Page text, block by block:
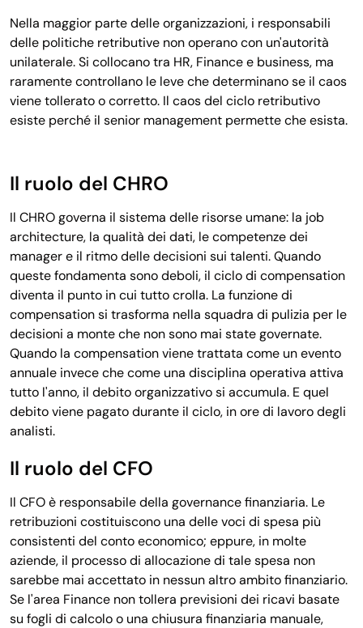
Nella maggior parte delle organizzazioni, i responsabili
delle politiche retributive non operano con un'autorità
unilaterale. Si collocano tra HR, Finance e business, ma
raramente controllano le leve che determinano se il caos
viene tollerato o corretto. Il caos del ciclo retributivo
esiste perché il senior management permette che esista.
Il ruolo del CHRO
Il CHRO governa il sistema delle risorse umane: la job
architecture, la qualità dei dati, le competenze dei
manager e il ritmo delle decisioni sui talenti. Quando
queste fondamenta sono deboli, il ciclo di compensation
diventa il punto in cui tutto crolla. La funzione di
compensation si trasforma nella squadra di pulizia per le
decisioni a monte che non sono mai state governate.
Quando la compensation viene trattata come un evento
annuale invece che come una disciplina operativa attiva
tutto l'anno, il debito organizzativo si accumula. E quel
debito viene pagato durante il ciclo, in ore di lavoro degli
analisti.
Il ruolo del CFO
Il CFO è responsabile della governance finanziaria. Le
retribuzioni costituiscono una delle voci di spesa più
consistenti del conto economico; eppure, in molte
aziende, il processo di allocazione di tale spesa non
sarebbe mai accettato in nessun altro ambito finanziario.
Se l'area Finance non tollera previsioni dei ricavi basate
su fogli di calcolo o una chiusura finanziaria manuale,